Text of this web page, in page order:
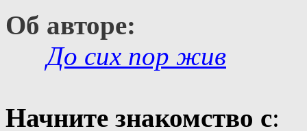
Об авторе:
До сих пор жив
Начните знакомство с: